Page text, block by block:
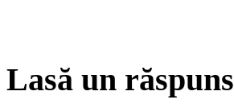
Lasă un răspuns